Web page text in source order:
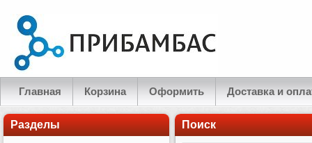
Главная Корзина Оформить Доставка и
Поиск
Разделы